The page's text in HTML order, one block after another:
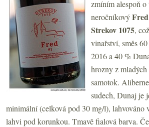
zmíním alespoň
neročníkový
Strekov 1075,
vinařství, směs
2016 a 40 %
hrozny z mladých
samotok.
sudech, Dunaj je
minimální (celková pod 30 mg/l), lahvováno
lahvi pod korunkou. Tmavě fialová barva.